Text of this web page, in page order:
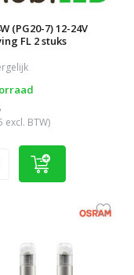
(PG20-7) 12-24V
FL 2 stuks
excl. BTW)